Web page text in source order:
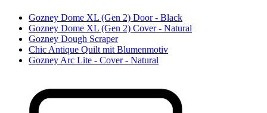
Gozney Dome XL (Gen 2) Door - Black
Gozney Dome XL (Gen 2) Cover - Natural
Gozney Dough Scraper
Chic Antique Quilt mit Blumenmotiv
Gozney Arc Lite - Cover - Natural